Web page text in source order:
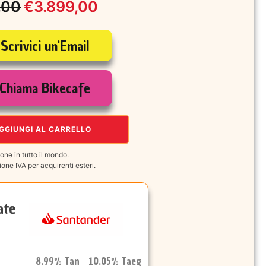
€3.899,00
Scrivici un'Email
Chiama Bikecafe
AL CARRELLO
in tutto il mondo.
IVA per acquirenti esteri.
8.99% Tan 10.05% Taeg